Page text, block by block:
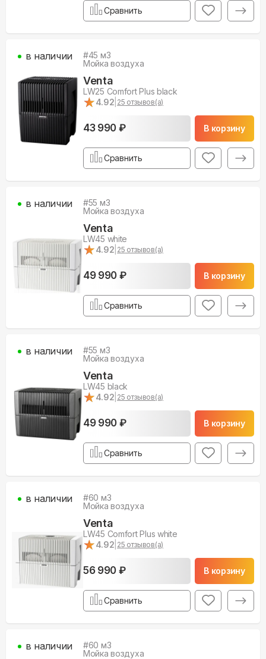
Сравнить
#45 м3
Мойка воздуха
Venta
LW25 Comfort Plus black
★
★4.92 25 отзывов(а)
43 990 ₽ В корзину
в наличии
Сравнить
#55 м3
Мойка воздуха
Venta
LW45 white
★
★4.92 25 отзывов(а)
49 990 ₽ В корзину
в наличии
Сравнить
#55 м3
Мойка воздуха
Venta
LW45 black
★
★4.92 25 отзывов(а)
49 990 ₽ В корзину
в наличии
Сравнить
#60 м3
Мойка воздуха
Venta
LW45 Comfort Plus white
★
★4.92 25 отзывов(а)
56 990 ₽ В корзину
в наличии
Сравнить
#60 м3
Мойка воздуха
в наличии